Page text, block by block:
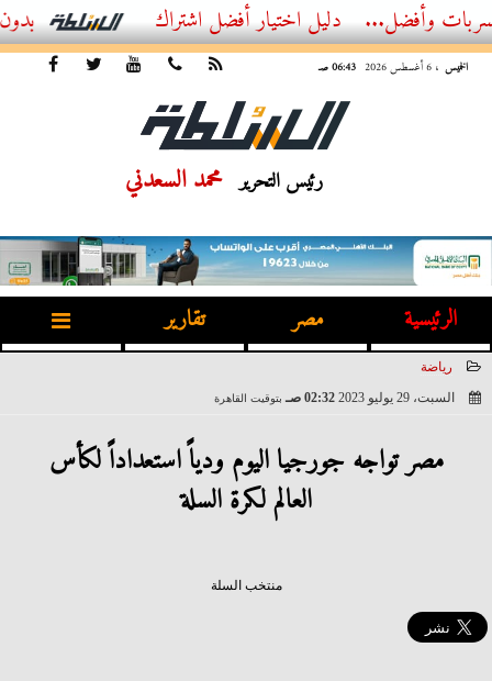
أفضل اشتراك IPTV بدون تقطيع 2026 – دليل المشاهد العصري
الخميس ، 6 أغسطس 2026 06:43 صـ
رئيس التحرير محمد السعدني
الرئيسية مصر تقارير
رياضة
السبت، 29 يوليو 2023
02:32 صـ بتوقيت القاهرة
مصر تواجه جورجيا اليوم ودياً استعداداً لكأس
العالم لكرة السلة
منتخب السلة